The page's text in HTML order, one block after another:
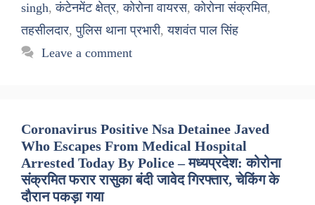
singh,कंटेनमेंट क्षेत्र,कोरोना वायरस,कोरोना संक्रमित,
तहसीलदार,पुलिस थाना प्रभारी,यशवंत पाल सिंह
Leave a comment
Coronavirus Positive Nsa Detainee Javed
Who Escapes From Medical Hospital
Arrested Today By Police – मध्यप्रदेश: कोरोना
संक्रमित फरार रासुका बंदी जावेद गिरफ्तार, चेकिंग के
दौरान पकड़ा गया